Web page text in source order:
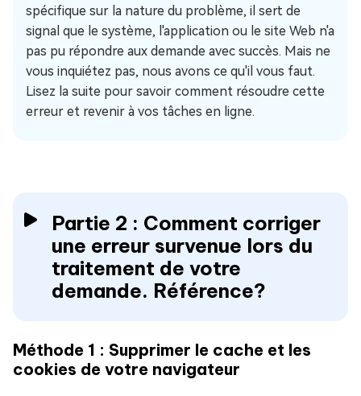
spécifique sur la nature du problème, il sert de
signal que le système, l'application ou le site Web n'a
pas pu répondre aux demande avec succès. Mais ne
vous inquiétez pas, nous avons ce qu'il vous faut.
Lisez la suite pour savoir comment résoudre cette
erreur et revenir à vos tâches en ligne.
Partie 2 : Comment corriger
une erreur survenue lors du
traitement de votre
demande. Référence?
Méthode 1 : Supprimer le cache et les
cookies de votre navigateur